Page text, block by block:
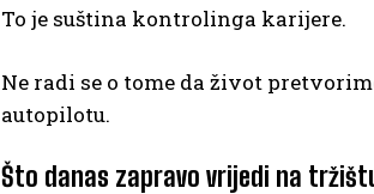
To je suština kontrolinga karijere.
Ne radi se o tome da život
autopilotu.
Što danas zapravo vrijedi na